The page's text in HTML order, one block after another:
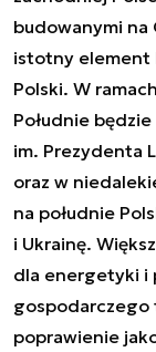
budowanymi na
istotny element
Polski. W
Południe będzie
im. Prezydenta
oraz w
na południe
i Ukrainę.
dla energetyki i
gospodarczego
poprawienie